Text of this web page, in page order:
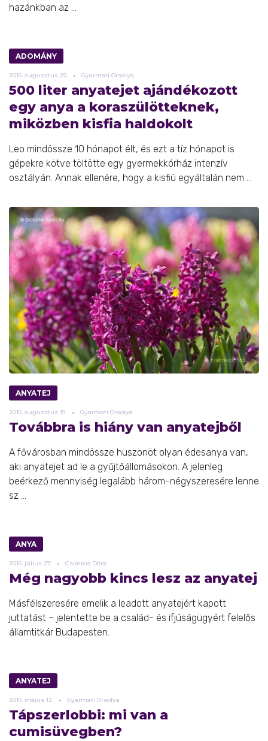
hazánkban az ...
ADOMÁNY
2016. augusztus 29. Gyarmati Orsolya
500 liter anyatejet ajándékozott
egy anya a koraszülötteknek,
miközben kisfia haldokolt
Leo mindössze 10 hónapot élt, és ezt a tíz hónapot is
gépekre kötve töltötte egy gyermekkórház intenzív
osztályán. Annak ellenére, hogy a kisfiú egyáltalán nem ...
ANYATEJ
2016. augusztus 19. Gyarmati Orsolya
Továbbra is hiány van anyatejből
A fővárosban mindössze huszonöt olyan édesanya van,
aki anyatejet ad le a gyűjtőállomásokon. A jelenleg
beérkező mennyiség legalább három-négyszeresére lenne
sz ...
ANYA
2016. július 27. Csontos Dóra
Még nagyobb kincs lesz az anyatej
Másfélszeresére emelik a leadott anyatejért kapott
juttatást – jelentette be a család- és ifjúságügyért felelős
államtitkár Budapesten.
ANYATEJ
2016. május 12. Gyarmati Orsolya
Tápszerlobbi: mi van a
cumisüvegben?